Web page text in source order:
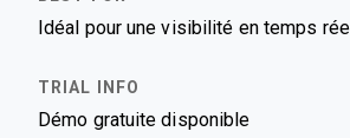
Idéal pour une visibilité en temps
Démo gratuite disponible